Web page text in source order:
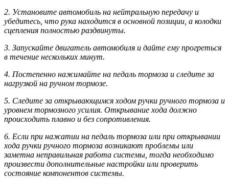
2. Установите автомобиль на нейтральную передачу и
убедитесь, что рука находится в основной позиции, а колодки
сцепления полностью раздвинуты.
3. Запускайте двигатель автомобиля и дайте ему прогреться
в течение нескольких минут.
4. Постепенно нажимайте на педаль тормоза и следите за
нагрузкой на ручном тормозе.
5. Следите за открывающимся ходом ручки ручного тормоза и
уровнем тормозного усилия. Открывание хода должно
происходить плавно и без сопротивления.
6. Если при нажатии на педаль тормоза или при открывании
хода ручки ручного тормоза возникают проблемы или
заметна неправильная работа системы, тогда необходимо
произвести дополнительные настройки или проверить
состояние компонентов системы.